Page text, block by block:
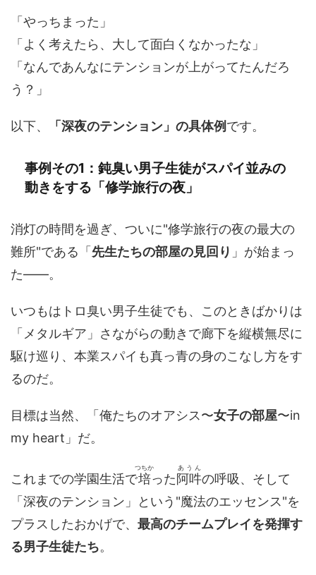
「やっちまった」
「よく考えたら、大して面白くなかったな」
「なんであんなにテンションが上がってたんだろ
う？」
以下、 「深夜のテンション」の具体例です。
事例その1：鈍臭い男子生徒がスパイ並みの
動きをする「修学旅行の夜」
消灯の時間を過ぎ、ついに"修学旅行の夜の最大の
難所"である「 先生たちの部屋の見回り 」が始まっ
た——。
いつもはトロ臭い男子生徒でも、このときばかりは
「メタルギア」さながらの動きで廊下を縦横無尽に
駆け巡り、本業スパイも真っ青の身のこなし方をす
るのだ。
目標は当然、「俺たちのオアシス〜女子の部屋〜in
my heart」だ。
これまでの学園生活で培
つちか
った阿吽
あうん
の呼吸、そして
「深夜のテンション」という"魔法のエッセンス"を
プラスしたおかげで、 最高のチームプレイを発揮す
る男子生徒たち。